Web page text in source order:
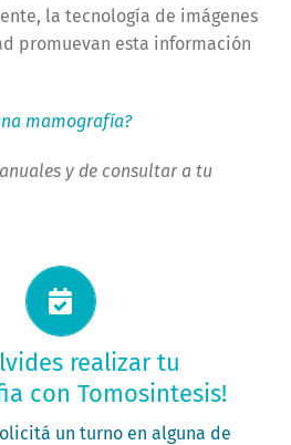
la tecnología de imágenes
promuevan esta información
mamografía?
y de consultar a tu
realizar tu
con Tomosintesis!
un turno en alguna de
tu turno ahora
PEDIR MI TURNO